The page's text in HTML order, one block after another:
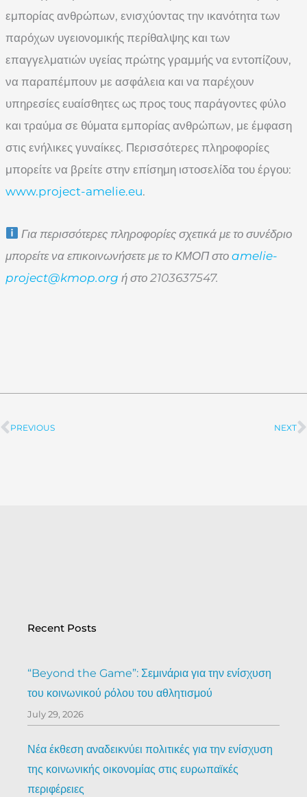
εμπορίας ανθρώπων, ενισχύοντας την ικανότητα των
παρόχων υγειονομικής περίθαλψης και των
επαγγελματιών υγείας πρώτης γραμμής να εντοπίζουν,
να παραπέμπουν με ασφάλεια και να παρέχουν
υπηρεσίες ευαίσθητες ως προς τους παράγοντες φύλο
και τραύμα σε θύματα εμπορίας ανθρώπων, με έμφαση
στις ενήλικες γυναίκες. Περισσότερες πληροφορίες
μπορείτε να βρείτε στην επίσημη ιστοσελίδα του έργου:
www.project-amelie.eu.
Για περισσότερες πληροφορίες σχετικά με το συνέδριο
μπορείτε να επικοινωνήσετε με το ΚΜΟΠ στο amelie-
project@kmop.org ή στο 2103637547.
Prev
PREVIOUS NEXT
Recent Posts
“Beyond the Game”: Σεμινάρια για την ενίσχυση
του κοινωνικού ρόλου του αθλητισμού
July 29, 2026
Νέα έκθεση αναδεικνύει πολιτικές για την ενίσχυση
της κοινωνικής οικονομίας στις ευρωπαϊκές
περιφέρειες